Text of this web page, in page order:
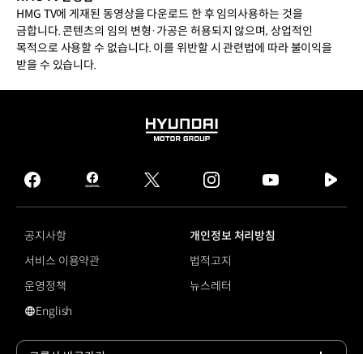
HMG TV에 게재된 동영상을 다운로드 한 후 임의사용하는 것을
금합니다. 콘텐츠의 임의 변형·가공은 허용되지 않으며, 상업적인
목적으로 사용할 수 없습니다. 이를 위반할 시 관련법에 따라 불이익을
받을 수 있습니다.
HYUNDAI
GROUP
facebook
hmg
journal
twitter instagram
tv
공지사항
개인정보 처리방침
서비스 이용약관
법적고지
운영정책
뉴스레터
영문 사이트로 이동
English